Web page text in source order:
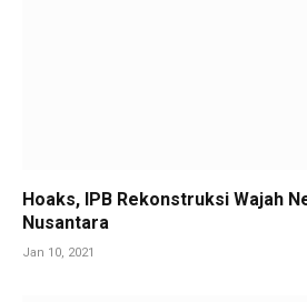
Hoaks, IPB Rekonstruksi Wajah
Nusantara
Jan 10, 2021